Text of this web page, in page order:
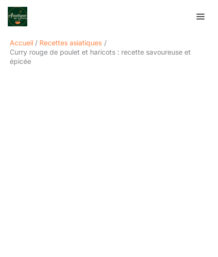
Aller
Accueil
Recettes asiatiques
Curry rouge de poulet et haricots : recette savoureuse et
épicée
Rechercher